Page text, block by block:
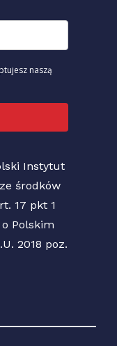
naszą
Instytut
środków
17 pkt 1
Polskim
2018 poz.